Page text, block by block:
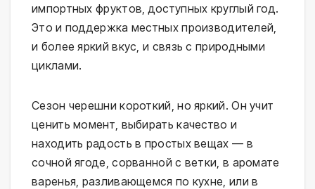
импортных фруктов, доступных круглый год.
Это и поддержка местных производителей,
и более яркий вкус, и связь с природными
циклами.
Сезон черешни короткий, но яркий. Он учит
ценить момент, выбирать качество и
находить радость в простых вещах — в
сочной ягоде, сорванной с ветки, в аромате
варенья, разливающемся по кухне, или в